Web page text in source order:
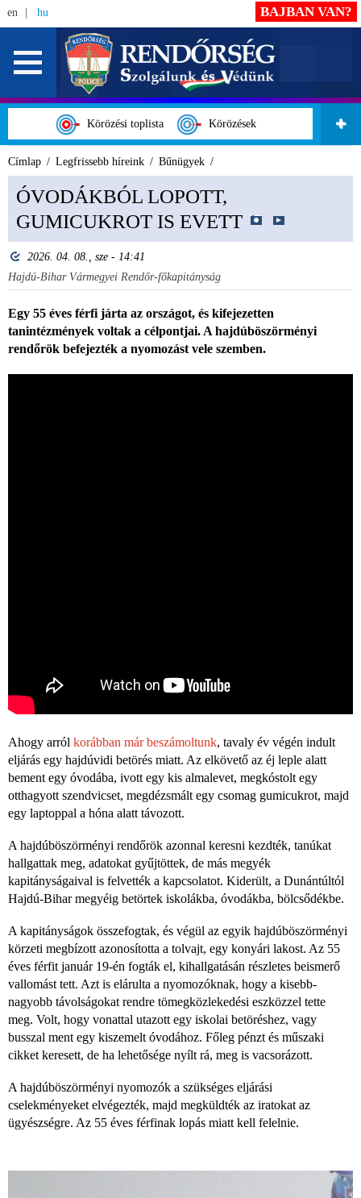
en hu
Körözési toplista Körözések
BAJBAN VAN?
Címlap Legfrissebb híreink Bűnügyek
ÓVODÁKBÓL LOPOTT,
GUMICUKROT IS EVETT
2026. 04. 08., sze - 14:41
Hajdú-Bihar Vármegyei Rendőr-főkapitányság
Egy 55 éves férfi járta az országot, és kifejezetten
tanintézmények voltak a célpontjai. A hajdúböszörményi
rendőrök befejezték a nyomozást vele szemben.
Ahogy arról korábban már beszámoltunk, tavaly év végén indult
eljárás egy hajdúvidi betörés miatt. Az elkövető az éj leple alatt
bement egy óvodába, ivott egy kis almalevet, megkóstolt egy
otthagyott szendvicset, megdézsmált egy csomag gumicukrot, majd
egy laptoppal a hóna alatt távozott.
A hajdúböszörményi rendőrök azonnal keresni kezdték, tanúkat
hallgattak meg, adatokat gyűjtöttek, de más megyék
kapitányságaival is felvették a kapcsolatot. Kiderült, a Dunántúltól
Hajdú-Bihar megyéig betörtek iskolákba, óvodákba, bölcsődékbe.
A kapitányságok összefogtak, és végül az egyik hajdúböszörményi
körzeti megbízott azonosította a tolvajt, egy konyári lakost. Az 55
éves férfit január 19-én fogták el, kihallgatásán részletes beismerő
vallomást tett. Azt is elárulta a nyomozóknak, hogy a kisebb-
nagyobb távolságokat rendre tömegközlekedési eszközzel tette
meg. Volt, hogy vonattal utazott egy iskolai betöréshez, vagy
busszal ment egy kiszemelt óvodához. Főleg pénzt és műszaki
cikket keresett, de ha lehetősége nyílt rá, meg is vacsorázott.
A hajdúböszörményi nyomozók a szükséges eljárási
cselekményeket elvégezték, majd megküldték az iratokat az
ügyészségre. Az 55 éves férfinak lopás miatt kell felelnie.